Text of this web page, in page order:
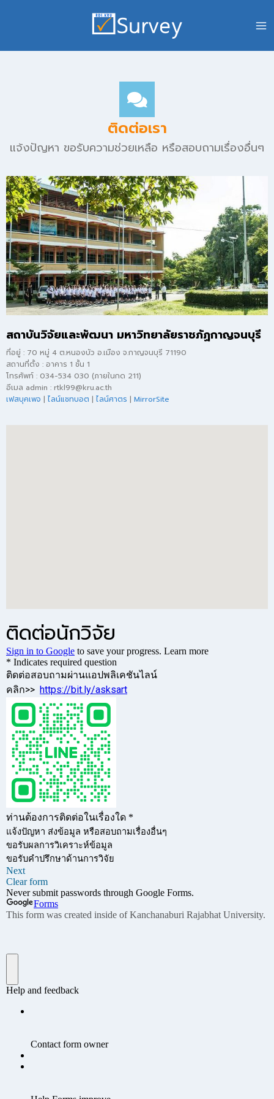
ติดต่อเรา
แจ้งปัญหา ขอรับความช่วยเหลือ หรือสอบถามเรื่องอื่นๆ
สถาบันวิจัยและพัฒนา มหาวิทยาลัยราชภัฏกาญจนบุรี
ที่อยู่ : 70 หมู่ 4 ต.หนองบัว อ.เมือง จ.กาญจนบุรี 71190
สถานที่ตั้ง : อาคาร 1 ชั้น 1
โทรศัพท์ : 034-534 030 (ภายในกด 211)
อีเมล admin : rtkl99@kru.ac.th
เฟสบุคเพจ | ไลน์แชทบอต | ไลน์ศาตร | MirrorSite